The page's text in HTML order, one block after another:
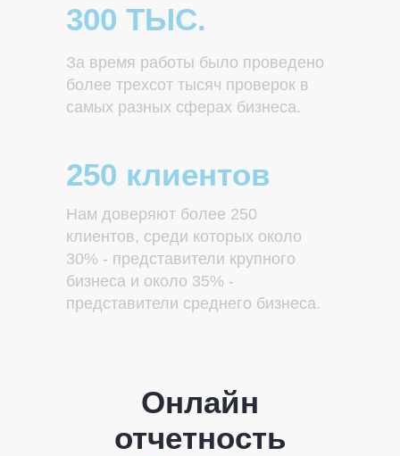
Нам доверяют более 250
клиентов, среди которых около
30% - представители крупного
бизнеса и около 35% -
представители среднего бизнеса.
250 клиентов
За время работы было проведено
более трехсот тысяч проверок в
самых разных сферах бизнеса.
300 ТЫС.
Онлайн
отчетность